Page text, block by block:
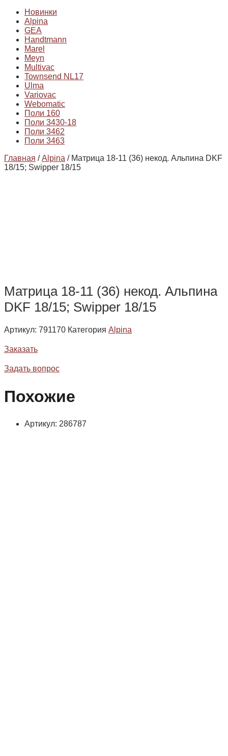
Новинки
Alpina
GEA
Handtmann
Marel
Meyn
Multivac
Townsend NL17
Ulma
Variovac
Webomatic
Поли 160
Поли 3430-18
Поли 3462
Поли 3463
Главная /Alpina / Матрица 18-11 (36) некод. Альпина DKF
18/15; Swipper 18/15
Матрица 18-11 (36) некод. Альпина
DKF 18/15; Swipper 18/15
Артикул: 791170 Категория Alpina
Заказать
Задать вопрос
Похожие
Артикул: 286787